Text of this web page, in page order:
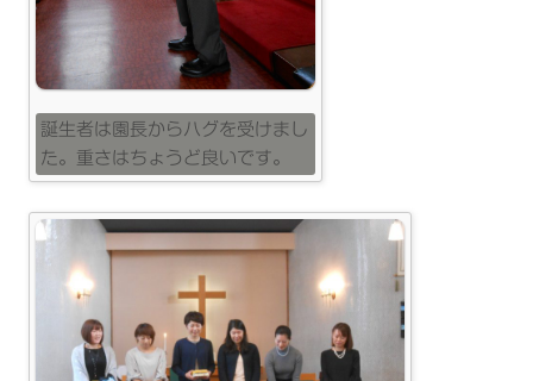
誕生者は園長からハグを受けまし
た。重さはちょうど良いです。